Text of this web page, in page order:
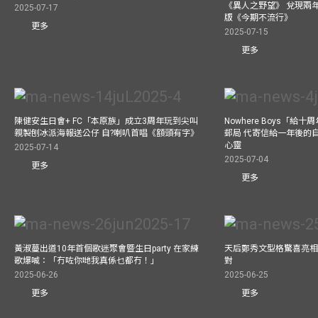
2025-07-17
更多
《異人之野望》 兌現兩
版《今期不流行》
2025-07-15
更多
陳健安生日會+ FC「本原族」成立3周年玩到尖叫
親製刨冰派海報送公仔 自?喇叭首唱《額頭有字》
2025-07-14
更多
Nowhere Boys「給十
郵局 代寄信給一年後的
心靈
2025-07-04
更多
黃淑蔓出道10年首個歌迷聚會暨生日party 在家練
歌爆喊：「冇咗你哋我真係乜都冇！」
2025-06-26
更多
天后鄭秀文型格驚喜亮
對
2025-06-25
更多